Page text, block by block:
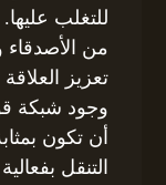
للتغلب
من
تعزيز
وجود شبكة
أن تكون
التنقل